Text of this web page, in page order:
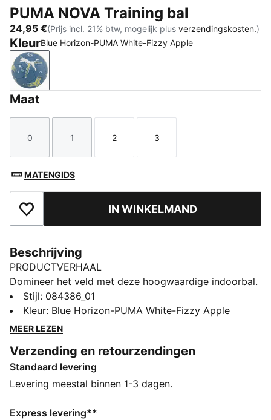
PUMA NOVA Training bal
24,95 €(Prijs incl. 21% btw, mogelijk plus verzendingskosten.)
KleurBlue Horizon-PUMA White-Fizzy Apple
Blue Horizon-PUMA White-Fizzy Apple
Maat
Maat
0
Maat
1
Maat
2
Maat
3
MATENGIDS
Toegevoegd aan favorietenIN WINKELMAND
Beschrijving
PRODUCTVERHAAL
Domineer het veld met deze hoogwaardige indoorbal.
Het zachte maar responsieve foam en de constructie
met 32 panelen bieden ongeëvenaarde controle en
hanteerbaarheid voor het uitvoeren van je meest
kleeft aan de handen en maakt behendige schoten op
het doel mogelijk, die je tegenstanders versteld zullen
doen staan. De overwinning wacht.
Hybride model met 32 panelen
Stijl: 084386_01
Kleur: Blue Horizon-PUMA White-Fizzy Apple
MEER LEZEN
Verzending en retourzendingen
Standaard levering
Levering meestal binnen 1-3 dagen.
Express levering**